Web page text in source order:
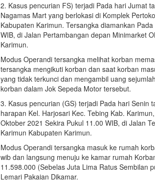
2. Kasus pencurian FS) terjadi Pada hari Jumat
Nagamas Mart yang berlokasi di Komplek
Kabupaten Karimun. Tersangka diamankan
WIB, di Jalan Pertambangan depan Minimarket
Karimun.
Modus Operandi tersangka melihat korban
tersangka mengikuti korban dan saat korban
yang tidak terkunci dan mengambil uang
korban dalam Jok Sepeda Motor tersebut.
3. Kasus pencurian (GS) terjadi Pada hari Senin
harapan Kel. Harjosari Kec. Tebing Kab.
Oktober 2021 Sekira Pukul 11.00 WIB, di Jalan
Karimun Kabupaten Karimun.
Modus Operandi tersangka masuk ke rumah
wib dan langsung menuju ke kamar rumah
11.598.000 (Sebelas Juta Lima Ratus Sembilan
Lemari Pakaian Dikamar.